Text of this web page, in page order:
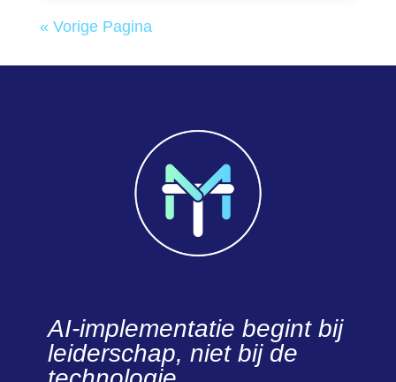
« Vorige Pagina
AI-implementatie begint bij
leiderschap, niet bij de